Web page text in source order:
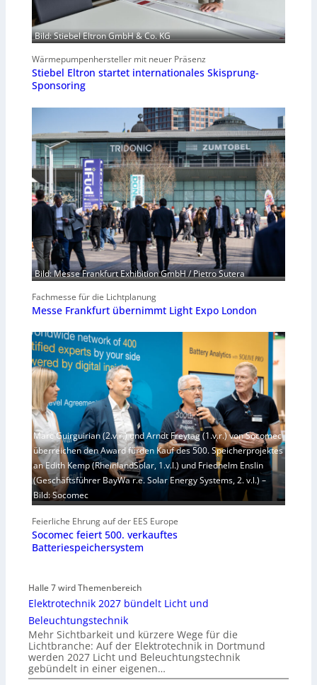
Bild: Stiebel Eltron GmbH & Co. KG
Wärmepumpenhersteller mit neuer Präsenz
Stiebel Eltron startet internationales Skisprung-
Sponsoring
Bild: Messe Frankfurt Exhibition GmbH / Pietro Sutera
Fachmesse für die Lichtplanung
Messe Frankfurt übernimmt Light Expo London
Marc Guirguirian (2.v.r.) und Arndt Freytag (1.v.r.) von Socomec
überreichen den Award fürden Kauf des 500. Speicherprojektes
an Edith Kemp (RheinlandSolar, 1.v.l.) und Friedhelm Enslin
(Geschäftsführer BayWa r.e. Solar Energy Systems, 2. v.l.) –
Bild: Socomec
Feierliche Ehrung auf der EES Europe
Socomec feiert 500. verkauftes
Batteriespeichersystem
Halle 7 wird Themenbereich
Elektrotechnik 2027 bündelt Licht und
Beleuchtungstechnik
Mehr Sichtbarkeit und kürzere Wege für die
Lichtbranche: Auf der Elektrotechnik in Dortmund
werden 2027 Licht und Beleuchtungstechnik
gebündelt in einer eigenen…